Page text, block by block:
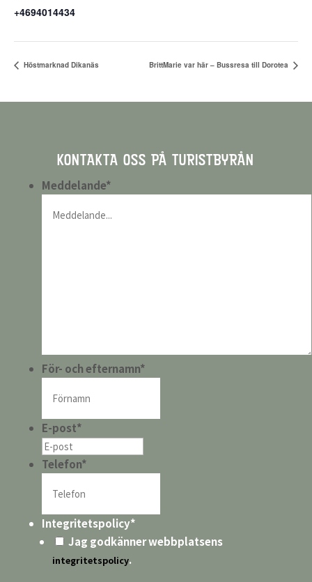
+4694014434
Höstmarknad Dikanäs BrittMarie var här – Bussresa till Dorotea
KONTAKTA OSS PÅ TURISTBYRÅN
Meddelande*
För- och efternamn*
E-post*
Telefon*
Integritetspolicy*
Jag godkänner webbplatsens
integritetspolicy.